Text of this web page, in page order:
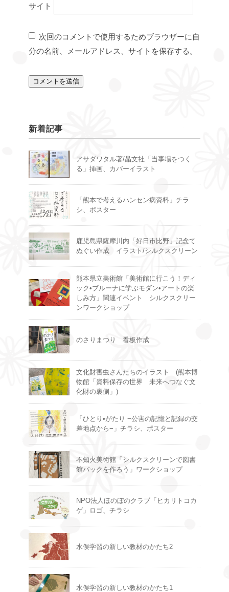
サイト
次回のコメントで使用するためブラウザーに自
分の名前、メールアドレス、サイトを保存する。
新着記事
アサダワタル著/晶文社「当事場をつく
る」挿画、カバーイラスト
「熊本で考えるハンセン病資料」チラ
シ、ポスター
鹿児島県薩摩川内「好日市比野」記念て
ぬぐい作成 イラスト/シルクスクリーン
熊本県立美術館「美術館に行こう！ディ
ック•ブルーナに学ぶモダン•アートの楽
しみ方」関連イベント シルクスクリー
ンワークショップ
のさりまつり 看板作成
文化財害虫さんたちのイラスト (熊本博
物館「資料保存の世界 未来へつなぐ文
化財の裏側」)
「ひとり•がたり −公害の記憶と記録の交
差地点から−」チラシ、ポスター
不知火美術館「シルクスクリーンで図書
館バックを作ろう」ワークショップ
NPO法人ほのぼのクラブ「ヒカリトコカ
ゲ」ロゴ、チラシ
水俣学習の新しい教材のかたち2
水俣学習の新しい教材のかたち1